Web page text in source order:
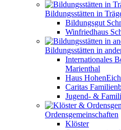
Bildungsstätten in
Bildungsgut
Winfriedhaus
Bildungsstätten in
Internationales
Marienthal
Haus
Caritas
Jugend- &
Ordensgemeinschaften
Klöster